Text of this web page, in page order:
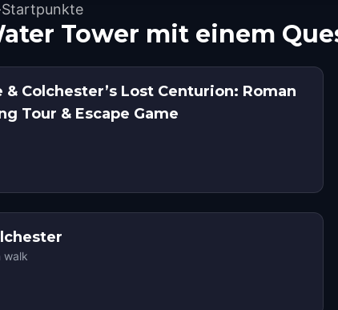
Tower mit einem
& Colchester’s Lost Centurion: Roman
Tour & Escape Game
walk